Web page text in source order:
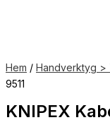
Hem / Handverktyg >
9511
KNIPEX